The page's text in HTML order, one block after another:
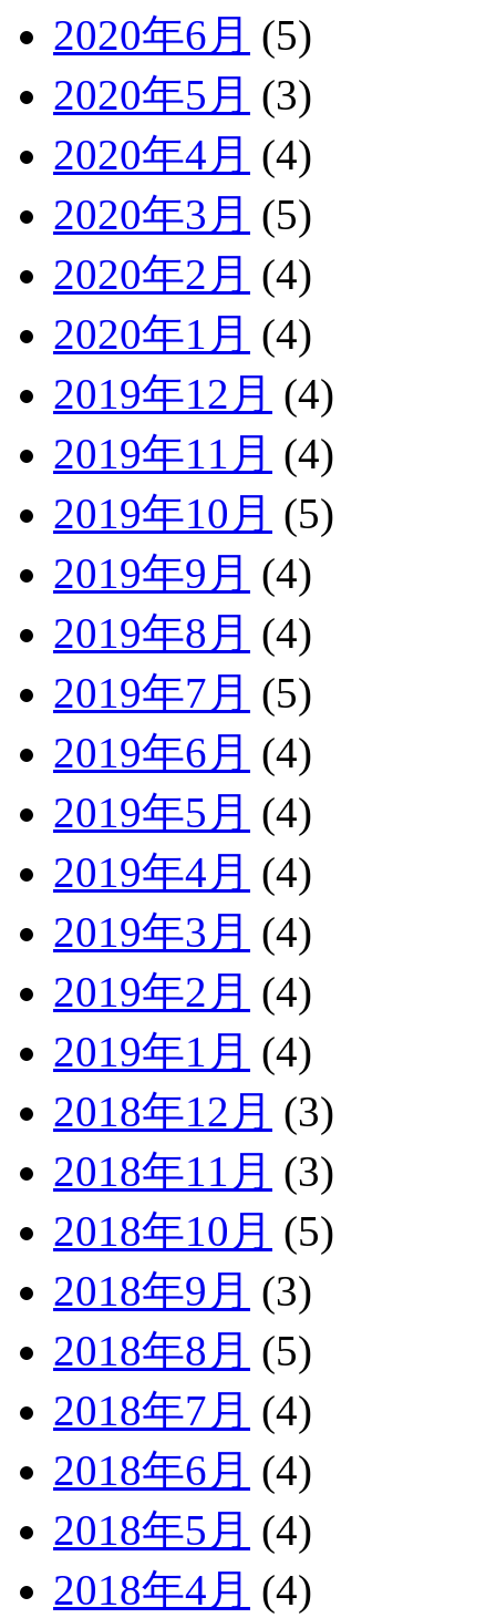
2020年6月 (5)
2020年5月 (3)
2020年4月 (4)
2020年3月 (5)
2020年2月 (4)
2020年1月 (4)
2019年12月 (4)
2019年11月 (4)
2019年10月 (5)
2019年9月 (4)
2019年8月 (4)
2019年7月 (5)
2019年6月 (4)
2019年5月 (4)
2019年4月 (4)
2019年3月 (4)
2019年2月 (4)
2019年1月 (4)
2018年12月 (3)
2018年11月 (3)
2018年10月 (5)
2018年9月 (3)
2018年8月 (5)
2018年7月 (4)
2018年6月 (4)
2018年5月 (4)
2018年4月 (4)